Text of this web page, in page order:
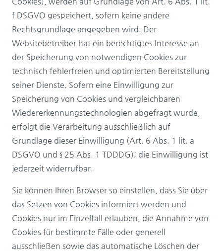
f DSGVO gespeichert, sofern keine andere
Rechtsgrundlage angegeben wird. Der
Websitebetreiber hat ein berechtigtes Interesse an
der Speicherung von notwendigen Cookies zur
technisch fehlerfreien und optimierten Bereitstellung
seiner Dienste. Sofern eine Einwilligung zur
Speicherung von Cookies und vergleichbaren
Wiedererkennungstechnologien abgefragt wurde,
erfolgt die Verarbeitung ausschließlich auf
Grundlage dieser Einwilligung (Art. 6 Abs. 1 lit. a
DSGVO und § 25 Abs. 1 TDDDG); die Einwilligung ist
jederzeit widerrufbar.
Sie können Ihren Browser so einstellen, dass Sie über
das Setzen von Cookies informiert werden und
Cookies nur im Einzelfall erlauben, die Annahme von
Cookies für bestimmte Fälle oder generell
ausschließen sowie das automatische Löschen der